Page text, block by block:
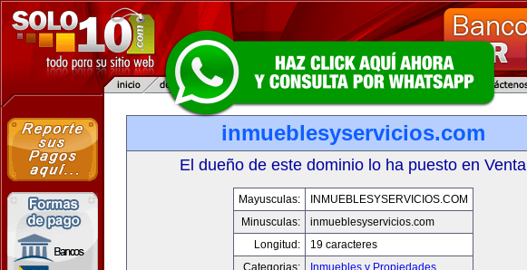
inmueblesyservicios.com
El dueño de este dominio lo ha puesto en Venta
Mayusculas:
INMUEBLESYSERVICIOS.COM
Minusculas:
inmueblesyservicios.com
Longitud:
19 caracteres
Categorias:
Inmuebles y Propiedades